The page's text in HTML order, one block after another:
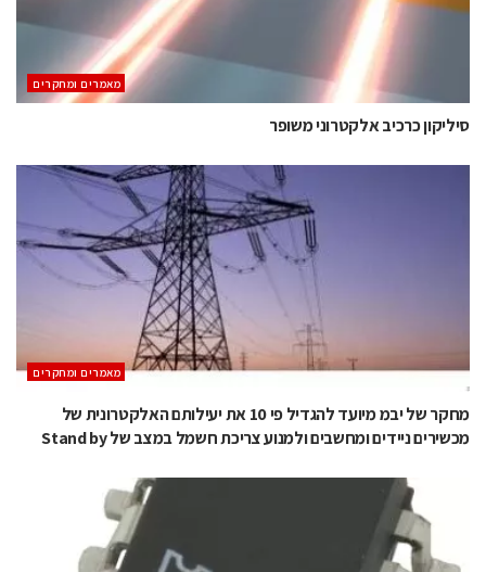
מאמרים ומחקרים
סיליקון כרכיב אלקטרוני משופר
מאמרים ומחקרים
מחקר של יבמ מיועד להגדיל פי 10 את יעילותם האלקטרונית של
מכשירים ניידים ומחשבים ולמנוע צריכת חשמל במצב של Stand by